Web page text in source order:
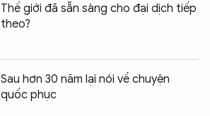
Thế giới đã sẵn sàng cho đại dịch tiếp
theo?
Sau hơn 30 năm lại nói về chuyện
quốc phục